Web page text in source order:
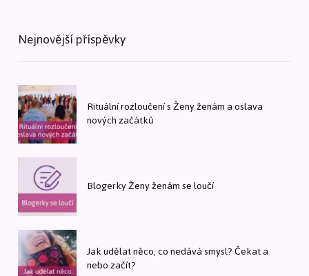
Nejnovější příspěvky
Rituální rozloučení s Ženy ženám a oslava
nových začátků
Blogerky Ženy ženám se loučí
Jak udělat něco, co nedává smysl? Čekat a
nebo začít?